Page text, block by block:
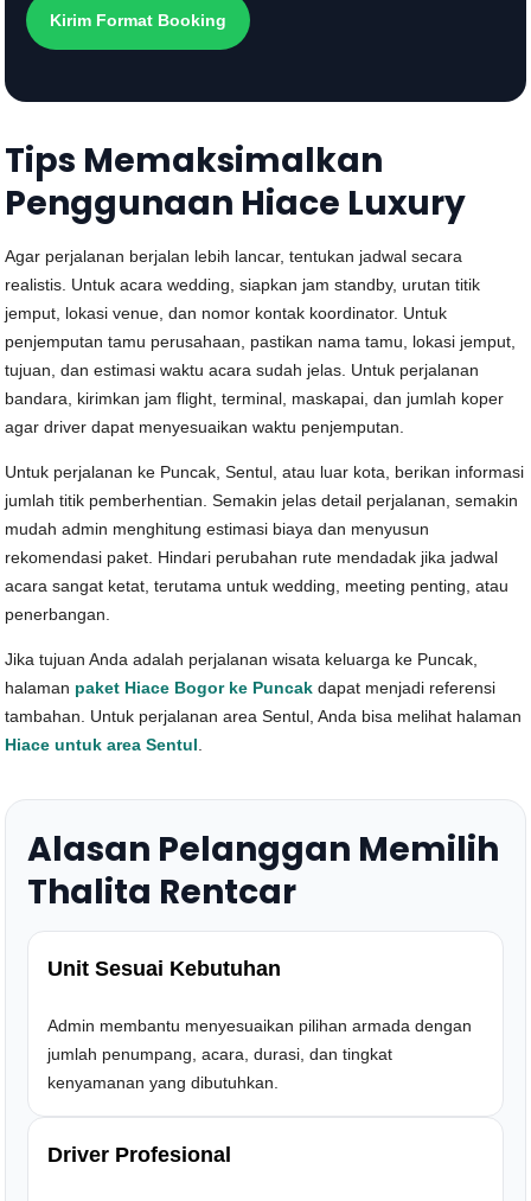
Kirim Format Booking
Tips Memaksimalkan
Penggunaan Hiace Luxury
Agar perjalanan berjalan lebih lancar, tentukan jadwal secara
realistis. Untuk acara wedding, siapkan jam standby, urutan titik
jemput, lokasi venue, dan nomor kontak koordinator. Untuk
penjemputan tamu perusahaan, pastikan nama tamu, lokasi jemput,
tujuan, dan estimasi waktu acara sudah jelas. Untuk perjalanan
bandara, kirimkan jam flight, terminal, maskapai, dan jumlah koper
agar driver dapat menyesuaikan waktu penjemputan.
Untuk perjalanan ke Puncak, Sentul, atau luar kota, berikan informasi
jumlah titik pemberhentian. Semakin jelas detail perjalanan, semakin
mudah admin menghitung estimasi biaya dan menyusun
rekomendasi paket. Hindari perubahan rute mendadak jika jadwal
acara sangat ketat, terutama untuk wedding, meeting penting, atau
penerbangan.
Jika tujuan Anda adalah perjalanan wisata keluarga ke Puncak,
halaman paket Hiace Bogor ke Puncak dapat menjadi referensi
tambahan. Untuk perjalanan area Sentul, Anda bisa melihat halaman
Hiace untuk area Sentul
Alasan Pelanggan Memilih
Thalita Rentcar
Unit Sesuai Kebutuhan
Admin membantu menyesuaikan pilihan armada dengan
jumlah penumpang, acara, durasi, dan tingkat
kenyamanan yang dibutuhkan.
Driver Profesional